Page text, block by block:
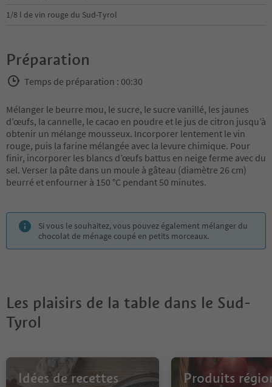
1/8 l de vin rouge du Sud-Tyrol
Préparation
Temps de préparation : 00:30
Mélanger le beurre mou, le sucre, le sucre vanillé, les jaunes
d’œufs, la cannelle, le cacao en poudre et le jus de citron jusqu’à
obtenir un mélange mousseux. Incorporer lentement le vin
rouge, puis la farine mélangée avec la levure chimique. Pour
finir, incorporer les blancs d’œufs battus en neige ferme avec du
sel. Verser la pâte dans un moule à gâteau (diamètre 26 cm)
beurré et enfourner à 150 °C pendant 50 minutes.
Si vous le souhaitez, vous pouvez également mélanger du
chocolat de ménage coupé en petits morceaux.
Les plaisirs de la table dans le Sud-
Tyrol
Idées de recettes Produits